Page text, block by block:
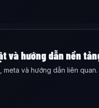
và hướng dẫn nền
và hướng dẫn liên quan.